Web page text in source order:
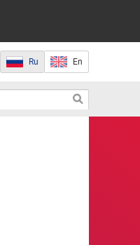
Ru En